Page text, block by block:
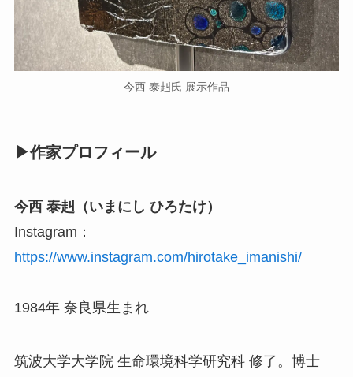
今西 泰赳氏 展示作品
▶作家プロフィール
今西 泰赳（いまにし ひろたけ）
Instagram：
https://www.instagram.com/hirotake_imanishi/
1984年 奈良県生まれ
筑波大学大学院 生命環境科学研究科 修了。博士